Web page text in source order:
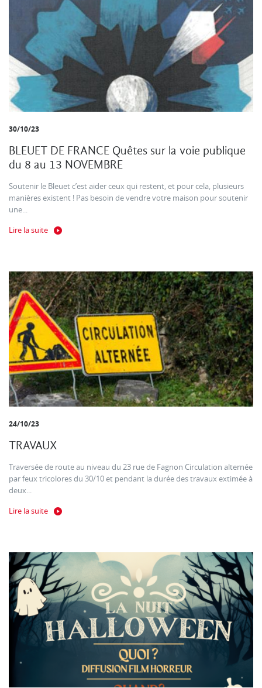
30/10/23
BLEUET DE FRANCE Quêtes sur la voie publique
du 8 au 13 NOVEMBRE
Soutenir le Bleuet c’est aider ceux qui restent, et pour cela, plusieurs
manières existent ! Pas besoin de vendre votre maison pour soutenir
une...
Lire la suite
24/10/23
TRAVAUX
Traversée de route au niveau du 23 rue de Fagnon Circulation alternée
par feux tricolores du 30/10 et pendant la durée des travaux extimée à
deux...
Lire la suite